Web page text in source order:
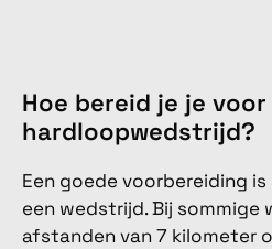
Hoe bereid je je
hardloopwedstrijd?
Een goede voorbereiding
een wedstrijd. Bij sommige
afstanden van 7 kilometer